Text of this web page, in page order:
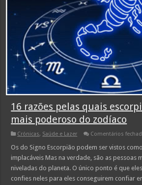
16 razões pelas quais
mais poderoso do zodíaco
Crónicas, Saúde e Lazer Comentários
Os do Signo Escorpião podem ser vistos
implacáveis Mas na verdade, são as pessoas
niveladas do planeta. O único ponto é que
confies neles para eles conseguirem confiar